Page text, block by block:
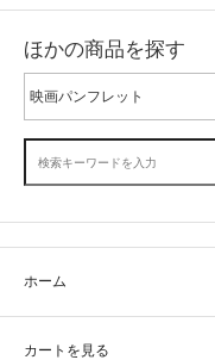
ほかの商品を探す
ホーム
カートを見る